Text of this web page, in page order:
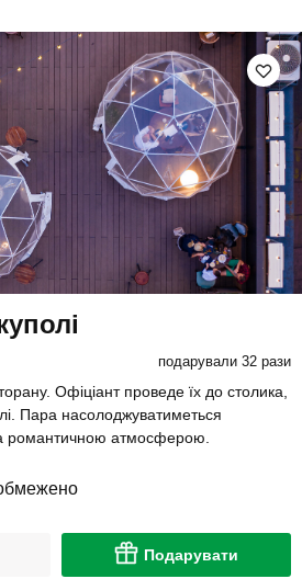
подарували 32 рази
Офіціант проведе їх до столика,
Пара насолоджуватиметься
романтичною атмосферою.
Подарувати